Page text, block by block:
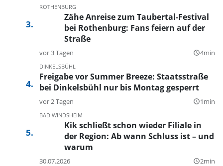
ROTHENBURG
Zähe Anreise zum Taubertal-Festival
bei Rothenburg: Fans feiern auf der
Straße
vor 3 Tagen query_builder4min
DINKELSBÜHL
Freigabe vor Summer Breeze: Staatsstraße
bei Dinkelsbühl nur bis Montag gesperrt
vor 2 Tagen query_builder1min
BAD WINDSHEIM
Kik schließt schon wieder Filiale in
der Region: Ab wann Schluss ist – und
warum
30.07.2026 query_builder2min